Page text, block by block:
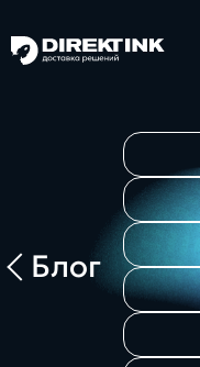
Направления
Блог